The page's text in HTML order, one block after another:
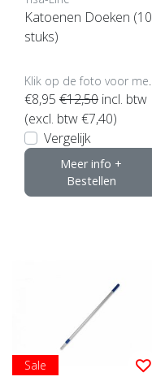
Katoenen Doeken (10
stuks)
€8,95 €12,50 incl. btw
(excl. btw €7,40)
Vergelijk
Meer info +
Bestellen
Sale